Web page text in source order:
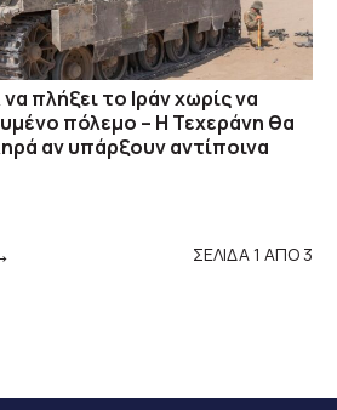
πλήξει το Ιράν χωρίς να
πόλεμο – Η Τεχεράνη θα
αν υπάρξουν αντίποινα
ΣΕΛΙΔΑ 1 ΑΠΟ 3